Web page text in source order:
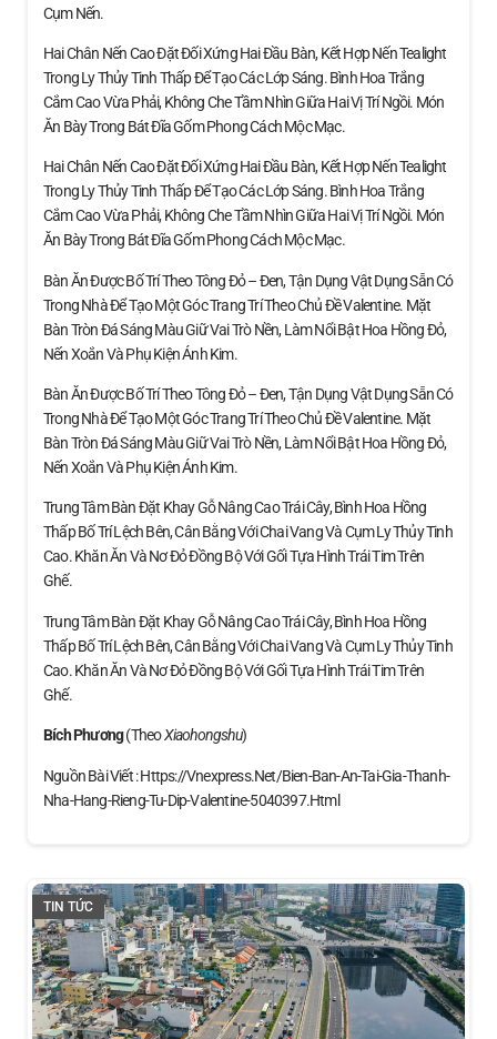
Cụm Nến.
Hai Chân Nến Cao Đặt Đối Xứng Hai Đầu Bàn, Kết Hợp Nến Tealight
Trong Ly Thủy Tinh Thấp Để Tạo Các Lớp Sáng. Bình Hoa Trắng
Cắm Cao Vừa Phải, Không Che Tầm Nhìn Giữa Hai Vị Trí Ngồi. Món
Ăn Bày Trong Bát Đĩa Gốm Phong Cách Mộc Mạc.
Hai Chân Nến Cao Đặt Đối Xứng Hai Đầu Bàn, Kết Hợp Nến Tealight
Trong Ly Thủy Tinh Thấp Để Tạo Các Lớp Sáng. Bình Hoa Trắng
Cắm Cao Vừa Phải, Không Che Tầm Nhìn Giữa Hai Vị Trí Ngồi. Món
Ăn Bày Trong Bát Đĩa Gốm Phong Cách Mộc Mạc.
Bàn Ăn Được Bố Trí Theo Tông Đỏ – Đen, Tận Dụng Vật Dụng Sẵn Có
Trong Nhà Để Tạo Một Góc Trang Trí Theo Chủ Đề Valentine. Mặt
Bàn Tròn Đá Sáng Màu Giữ Vai Trò Nền, Làm Nổi Bật Hoa Hồng Đỏ,
Nến Xoắn Và Phụ Kiện Ánh Kim.
Bàn Ăn Được Bố Trí Theo Tông Đỏ – Đen, Tận Dụng Vật Dụng Sẵn Có
Trong Nhà Để Tạo Một Góc Trang Trí Theo Chủ Đề Valentine. Mặt
Bàn Tròn Đá Sáng Màu Giữ Vai Trò Nền, Làm Nổi Bật Hoa Hồng Đỏ,
Nến Xoắn Và Phụ Kiện Ánh Kim.
Trung Tâm Bàn Đặt Khay Gỗ Nâng Cao Trái Cây, Bình Hoa Hồng
Thấp Bố Trí Lệch Bên, Cân Bằng Với Chai Vang Và Cụm Ly Thủy Tinh
Cao. Khăn Ăn Và Nơ Đỏ Đồng Bộ Với Gối Tựa Hình Trái Tim Trên
Ghế.
Trung Tâm Bàn Đặt Khay Gỗ Nâng Cao Trái Cây, Bình Hoa Hồng
Thấp Bố Trí Lệch Bên, Cân Bằng Với Chai Vang Và Cụm Ly Thủy Tinh
Cao. Khăn Ăn Và Nơ Đỏ Đồng Bộ Với Gối Tựa Hình Trái Tim Trên
Ghế.
Bích Phương(theoXiaohongshu)
Nguồn Bài Viết : Https://vnexpress.net/bien-Ban-An-Tai-Gia-Thanh-
Nha-Hang-Rieng-Tu-Dip-Valentine-5040397.html
TIN TỨC